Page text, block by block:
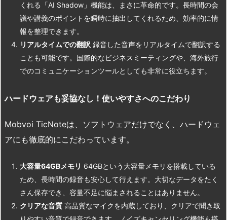
くれる「AI Shadow」機能は、まさに革命的です。長時間の会
議や講義のポイントを瞬時に抽出してくれるため、効率的に情
報を整理できます。
リアルタイムでの翻訳 録音した音声をリアルタイムで翻訳する
ことも可能です。国際的なビジネスミーティングや、海外旅行
でのコミュニケーションツールとしても非常に役立ちます。
ハードウェアも妥協なし！使いやすさへのこだわり
Mobvoi TicNoteは、ソフトウェアだけでなく、ハードウェ
アにも徹底的にこだわっています。
大容量64GBメモリ 64GBという大容量メモリを搭載している
ため、長時間の録音も安心して行えます。大切なデータをたく
さん保存でき、容量不足に悩まされることはありません。
クリアな音質 高品質なマイクを内蔵しており、クリアで聞き取